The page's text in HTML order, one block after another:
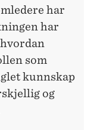
har
har
som
kunnskap
og